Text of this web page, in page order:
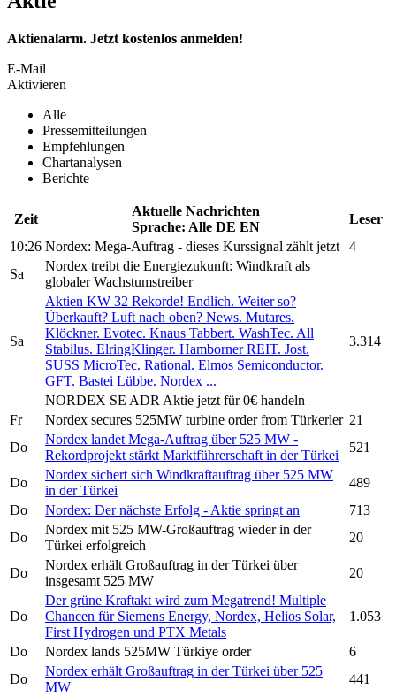
Aktienalarm. Jetzt kostenlos anmelden!
E-Mail
Aktivieren
Alle
Pressemitteilungen
Empfehlungen
Chartanalysen
Berichte
Zeit
Aktuelle Nachrichten
Sprache: Alle DE EN
Leser
10:26 Nordex: Mega-Auftrag - dieses Kurssignal zählt jetzt
4
Sa
Nordex treibt die Energiezukunft: Windkraft als
globaler Wachstumstreiber
Sa
Aktien KW 32 Rekorde! Endlich. Weiter so?
Überkauft? Luft nach oben? News. Mutares.
Klöckner. Evotec. Knaus Tabbert. WashTec. All
Stabilus. ElringKlinger. Hamborner REIT. Jost.
SUSS MicroTec. Rational. Elmos Semiconductor.
GFT. Bastei Lübbe. Nordex ...
3.314
NORDEX SE ADR Aktie jetzt für 0€ handeln
Fr
Nordex secures 525MW turbine order from Türkerler 21
Do
Nordex landet Mega-Auftrag über 525 MW -
Rekordprojekt stärkt Marktführerschaft in der Türkei
521
Do
Nordex sichert sich Windkraftauftrag über 525 MW
in der Türkei
489
Do
Nordex: Der nächste Erfolg - Aktie springt an
713
Do
Nordex mit 525 MW-Großauftrag wieder in der
Türkei erfolgreich
20
Do
Nordex erhält Großauftrag in der Türkei über
insgesamt 525 MW
20
Do
Der grüne Kraftakt wird zum Megatrend! Multiple
Chancen für Siemens Energy, Nordex, Helios Solar,
First Hydrogen und PTX Metals
1.053
Do Nordex lands 525MW Türkiye order
6
Do
Nordex erhält Großauftrag in der Türkei über 525
MW
441